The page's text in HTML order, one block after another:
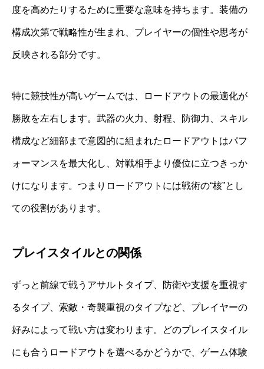
度を高めたりするために重要な意味を持ちます。装備の
構成次第で戦略性が生まれ、プレイヤーの個性や思考が
反映される部分です。
特に競技性が高いゲームでは、ロードアウトの最適化が
勝敗を左右します。武器の火力、射程、防御力、スキル
構成など細部まで意図的に組まれたロードアウトはパフ
ォーマンスを最大化し、対戦相手より優位に立つきっか
けになります。つまりロードアウトには戦術の“核”とし
ての役割があります。
プレイスタイルとの関係
ずっと前線で戦うアサルトタイプ、防衛や支援を重視す
るタイプ、索敵・奇襲重視のタイプなど、プレイヤーの
好みによって戦い方は変わります。どのプレイスタイル
にも合うロードアウトを選べるかどうかで、ゲーム体験